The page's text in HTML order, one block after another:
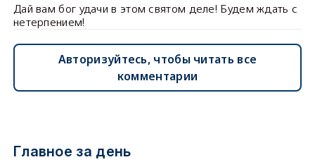
Дай вам бог удачи в этом святом деле! Будем ждать с
нетерпением!
Авторизуйтесь, чтобы читать все
комментарии
Главное за день